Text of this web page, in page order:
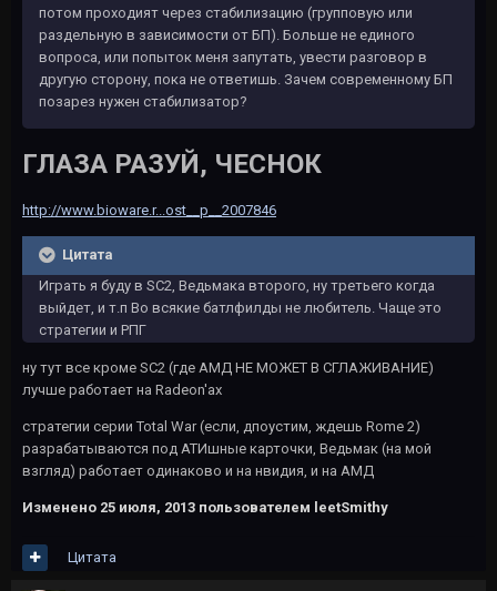
потом проходият через стабилизацию (групповую или
раздельную в зависимости от БП). Больше не единого
вопроса, или попыток меня запутать, увести разговор в
другую сторону, пока не ответишь. Зачем современному БП
позарез нужен стабилизатор?
ГЛАЗА РАЗУЙ, ЧЕСНОК
http://www.bioware.r...ost__p__2007846
Цитата
Играть я буду в SC2, Ведьмака второго, ну третьего когда
выйдет, и т.п Во всякие батлфилды не любитель. Чаще это
стратегии и РПГ
ну тут все кроме SC2 (где АМД НЕ МОЖЕТ В СГЛАЖИВАНИЕ)
лучше работает на Radeon'ах
стратегии серии Total War (если, дпоустим, ждешь Rome 2)
разрабатываются под АТИшные карточки, Ведьмак (на мой
взгляд) работает одинаково и на нвидия, и на АМД
Изменено 25 июля, 2013 пользователем leetSmithy
Цитата